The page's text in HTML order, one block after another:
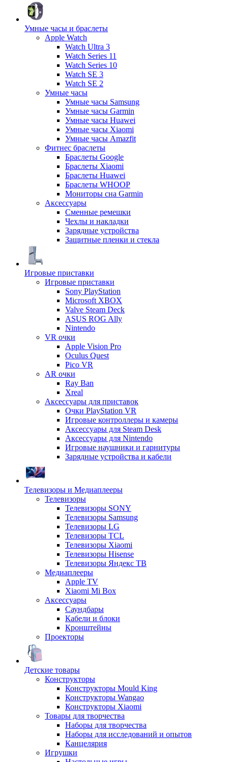
Умные часы и браслеты
Apple Watch
Watch Ultra 3
Watch Series 11
Watch Series 10
Watch SE 3
Watch SE 2
Умные часы
Умные часы Samsung
Умные часы Garmin
Умные часы Huawei
Умные часы Xiaomi
Умные часы Amazfit
Фитнес браслеты
Браслеты Google
Браслеты Xiaomi
Браслеты Huawei
Браслеты WHOOP
Мониторы сна Garmin
Аксессуары
Сменные ремешки
Чехлы и накладки
Зарядные устройства
Защитные пленки и стекла
Игровые приставки
Игровые приставки
Sony PlayStation
Microsoft XBOX
Valve Steam Deck
ASUS ROG Ally
Nintendo
VR очки
Apple Vision Pro
Oculus Quest
Pico VR
AR очки
Ray Ban
Xreal
Аксессуары для приставок
Очки PlayStation VR
Игровые контроллеры и камеры
Аксессуары для Steam Desk
Аксессуары для Nintendo
Игровые наушники и гарнитуры
Зарядные устройства и кабели
Телевизоры и Медиаплееры
Телевизоры
Телевизоры SONY
Телевизоры Samsung
Телевизоры LG
Телевизоры TCL
Телевизоры Xiaomi
Телевизоры Hisense
Телевизоры Яндекс ТВ
Медиаплееры
Apple TV
Xiaomi Mi Box
Аксессуары
Саундбары
Кабели и блоки
Кронштейны
Проекторы
Детские товары
Конструкторы
Конструкторы Mould King
Конструкторы Wangao
Конструкторы Xiaomi
Товары для творчества
Наборы для творчества
Наборы для исследований и опытов
Канцелярия
Игрушки